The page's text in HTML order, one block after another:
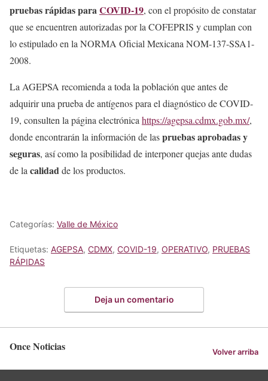
pruebas rápidas paraCOVID-19, con el propósito de constatar
que se encuentren autorizadas por la COFEPRIS y cumplan con
lo estipulado en la NORMA Oficial Mexicana NOM-137-SSA1-
2008.
La AGEPSA recomienda a toda la población que antes de
adquirir una prueba de antígenos para el diagnóstico de COVID-
19, consulten la página electrónica https://agepsa.cdmx.gob.mx/,
donde encontrarán la información de laspruebas aprobadas y
seguras, así como la posibilidad de interponer quejas ante dudas
de la calidadde los productos.
Categorías: Valle de México
Etiquetas: AGEPSA, CDMX, COVID-19, OPERATIVO, PRUEBAS
RÁPIDAS
Deja un comentario
Once Noticias Volver arriba